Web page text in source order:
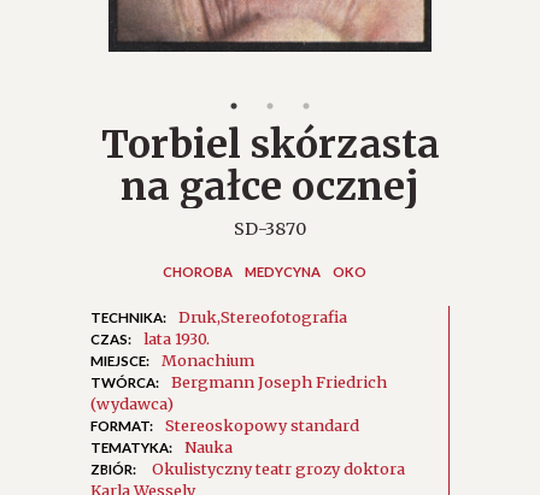
Torbiel skórzasta
na gałce ocznej
SD-3870
CHOROBA MEDYCYNA OKO
TECHNIKA: DrukStereofotografia
CZAS: lata 1930.
MIEJSCE: Monachium
TWÓRCA:
Bergmann Joseph Friedrich
(wydawca)
FORMAT: Stereoskopowy standard
TEMATYKA: Nauka
ZBIÓR:
Okulistyczny teatr grozy doktora
Karla Wessely